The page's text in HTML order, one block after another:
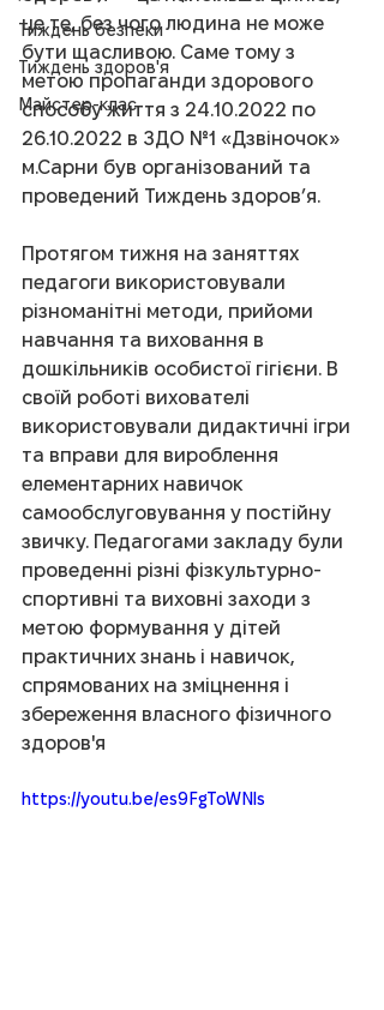
Тиждень безпеки
Тиждень здоров'я
Майстер-клас
це те, без чого людина не може
бути щасливою. Саме тому з
метою пропаганди здорового
способу життя з 24.10.2022 по
26.10.2022 в ЗДО №1 «Дзвіночок»
м.Сарни був організований та
проведений Тиждень здоров’я.
Протягом тижня на заняттях
педагоги використовували
різноманітні методи, прийоми
навчання та виховання в
дошкільників особистої гігієни. В
своїй роботі вихователі
використовували дидактичні ігри
та вправи для вироблення
елементарних навичок
самообслуговування у постійну
звичку. Педагогами закладу були
проведенні різні фізкультурно-
спортивні та виховні заходи з
метою формування у дітей
практичних знань і навичок,
спрямованих на зміцнення і
збереження власного фізичного
здоров'я
https://youtu.be/es9FgToWNls